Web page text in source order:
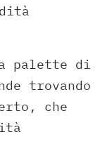
palette di
trovando
che